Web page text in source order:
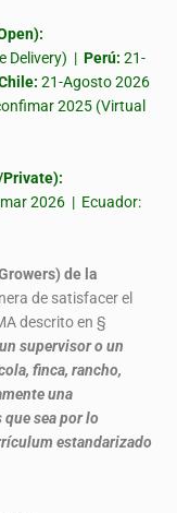
Delivery) | Perú: 21-
21-Agosto 2026
2025 (Virtual
Private):
2026 | Ecuador:
de la
de satisfacer el
descrito en §
supervisor o un
finca, rancho,
una
sea por lo
estandarizado